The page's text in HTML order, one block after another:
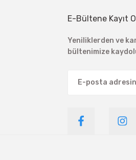
E-Bültene Kayıt
Yeniliklerden ve
bültenimize